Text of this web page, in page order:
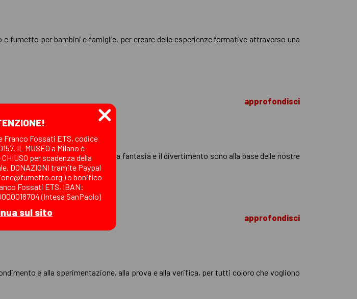
e fumetto per bambini e famiglie, per creare delle esperienze formative attraverso una
approfondisci
e in quelloinvernale l’inventiva, la fantasia e il divertimento sono alla base delle nostre
anniper esperienze fumettose!
approfondisci
e alla sperimentazione, alla prova e alla verifica, per tutti coloro che vogliono
Franco Fossati ETS, codice
IL MUSEO a Milano è
per scadenza della
DONAZIONI tramite Paypal
) o bonifico
Fossati ETS, IBAN:
(Intesa SanPaolo)
sul sito